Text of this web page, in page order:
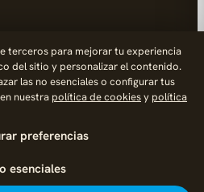
terceros para mejorar tu experiencia
del sitio y personalizar el contenido.
las no esenciales o configurar tus
nuestra política de cookiesy política
preferencias
esenciales